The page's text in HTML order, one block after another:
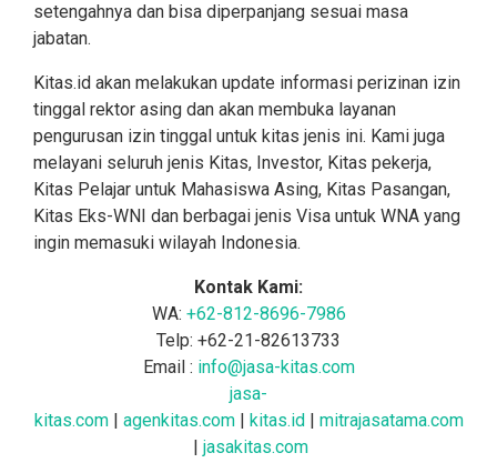
setengahnya dan bisa diperpanjang sesuai masa
jabatan.
Kitas.id akan melakukan update informasi perizinan izin
tinggal rektor asing dan akan membuka layanan
pengurusan izin tinggal untuk kitas jenis ini. Kami juga
melayani seluruh jenis Kitas, Investor, Kitas pekerja,
Kitas Pelajar untuk Mahasiswa Asing, Kitas Pasangan,
Kitas Eks-WNI dan berbagai jenis Visa untuk WNA yang
ingin memasuki wilayah Indonesia.
Kontak Kami:
WA: +62-812-8696-7986
Telp: +62-21-82613733
Email : info@jasa-kitas.com
jasa-
kitas.com| agenkitas.com| kitas.id
mitrajasatama.com
jasakitas.com